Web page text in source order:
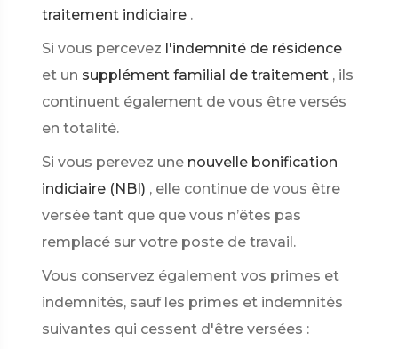
traitement indiciaire .
Si vous percevez l'indemnité de résidence
et un supplément familial de traitement , ils
continuent également de vous être versés
en totalité.
Si vous perevez une nouvelle bonification
indiciaire (NBI) , elle continue de vous être
versée tant que que vous n’êtes pas
remplacé sur votre poste de travail.
Vous conservez également vos primes et
indemnités, sauf les primes et indemnités
suivantes qui cessent d'être versées :